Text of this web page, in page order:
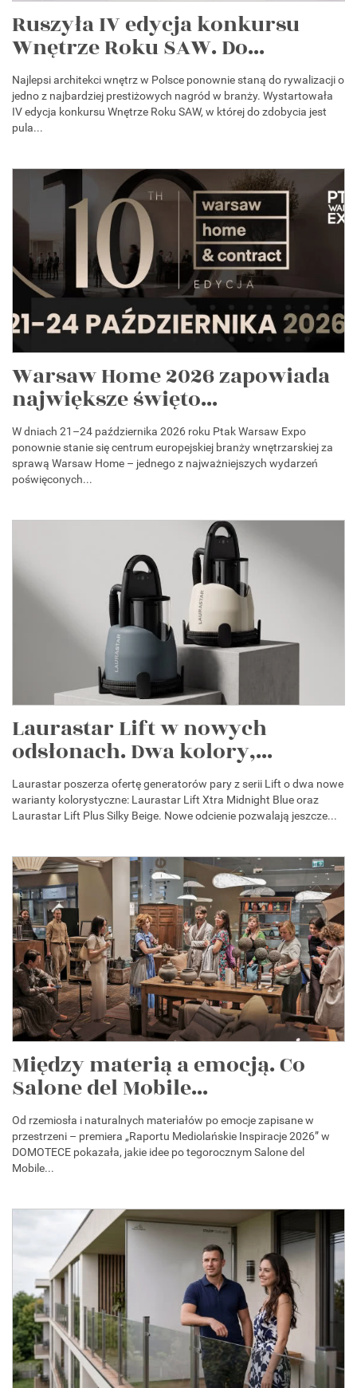
Ruszyła IV edycja konkursu
Wnętrze Roku SAW. Do...
Najlepsi architekci wnętrz w Polsce ponownie staną do rywalizacji o
jedno z najbardziej prestiżowych nagród w branży. Wystartowała
IV edycja konkursu Wnętrze Roku SAW, w której do zdobycia jest
pula...
Warsaw Home 2026 zapowiada
największe święto...
W dniach 21–24 października 2026 roku Ptak Warsaw Expo
ponownie stanie się centrum europejskiej branży wnętrzarskiej za
sprawą Warsaw Home – jednego z najważniejszych wydarzeń
poświęconych...
Laurastar Lift w nowych
odsłonach. Dwa kolory,...
Laurastar poszerza ofertę generatorów pary z serii Lift o dwa nowe
warianty kolorystyczne: Laurastar Lift Xtra Midnight Blue oraz
Laurastar Lift Plus Silky Beige. Nowe odcienie pozwalają jeszcze...
Między materią a emocją. Co
Salone del Mobile...
Od rzemiosła i naturalnych materiałów po emocje zapisane w
przestrzeni – premiera „Raportu Mediolańskie Inspiracje 2026” w
DOMOTECE pokazała, jakie idee po tegorocznym Salone del
Mobile...